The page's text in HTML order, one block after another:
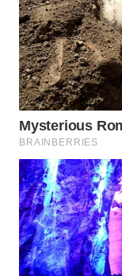
KUNINGAN
WN
MAJALENGKA
WN
SUBANG
WN
SUKABUMI
WN
PURWAKARTA